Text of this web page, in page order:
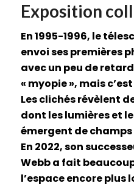
Exposition
En 1995-1996, le
envoi ses premières
avec un peu de
« myopie », mais
Les clichés révèlent
dont les lumières et
émergent de
En 2022, son
Webb a fait
l’espace encore plus